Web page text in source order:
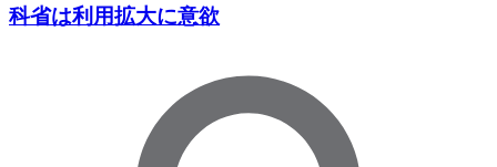
科省は利用拡大に意欲